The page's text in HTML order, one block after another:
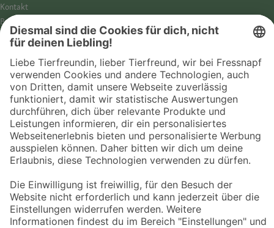
© 2026 Fressnapf Tiernahrungs GmbH
Westpreußenstraße 32-38
Kontakt
Barrierefreiheit
Impressum
Datenschutz­hinweise
Cookies
AGB
Entdecke Fressnapf
Tierversicherung
GPS-Tracker
Fressnapf Salon
Online-Shop